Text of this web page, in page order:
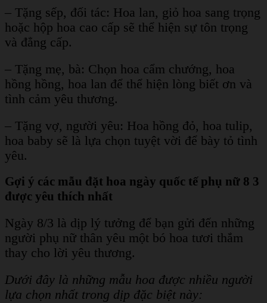
– Tặng sếp, đối tác: Hoa lan, giỏ hoa sang trọng
hoặc hộp hoa cao cấp sẽ thể hiện sự tôn trọng
và đẳng cấp.
– Tặng mẹ, bà: Chọn hoa cẩm chướng, hoa
hồng hồng, hoa lan để thể hiện lòng biết ơn và
tình cảm yêu thương.
– Tặng vợ, người yêu: Hoa hồng đỏ, hoa tulip,
hoa baby sẽ là lựa chọn tuyệt vời để bày tỏ tình
yêu.
Gợi ý các mẫu đặt hoa ngày quốc tế phụ nữ 8 3
được yêu thích nhất
Ngày 8/3 là dịp lý tưởng để bạn gửi đến những
người phụ nữ thân yêu một bó hoa tươi thắm
thay cho lời yêu thương.
Dưới đây là những mẫu hoa được nhiều người
lựa chọn nhất trong dịp đặc biệt này: